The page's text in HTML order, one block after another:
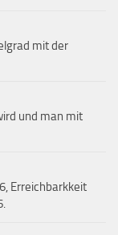
mit der
und man mit
Erreichbarkkeit